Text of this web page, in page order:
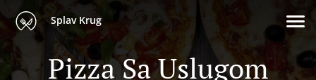
Splav Krug
Pizza Sa Uslugom